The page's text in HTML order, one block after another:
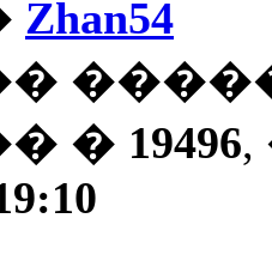
Zhan54
� 19496